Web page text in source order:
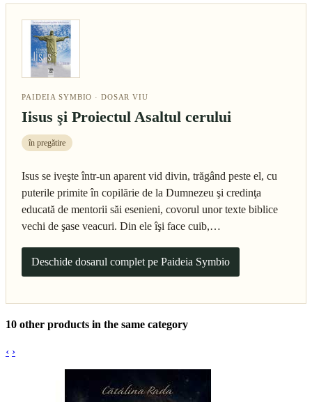
PAIDEIA SYMBIO · DOSAR VIU
Iisus şi Proiectul Asaltul cerului
în pregătire
Isus se iveşte într-un aparent vid divin, trăgând peste el, cu
puterile primite în copilărie de la Dumnezeu şi credinţa
educată de mentorii săi esenieni, covorul unor texte biblice
vechi de şase veacuri. Din ele îşi face cuib,…
Deschide dosarul complet pe Paideia Symbio
10 other products in the same category
‹ ›